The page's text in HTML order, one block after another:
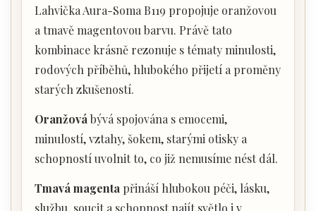
Lahvička Aura-Soma B119 propojuje oranžovou
a tmavě magentovou barvu. Právě tato
kombinace krásně rezonuje s tématy minulosti,
rodových příběhů, hlubokého přijetí a proměny
starých zkušeností.
Oranžová bývá spojována s emocemi,
minulostí, vztahy, šokem, starými otisky a
schopností uvolnit to, co již nemusíme nést dál.
Tmavá magenta přináší hlubokou péči, lásku,
službu, soucit a schopnost najít světlo i v